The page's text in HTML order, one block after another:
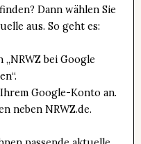
Dann wählen Sie
aus. So geht es:
bei Google
Google-Konto an.
neben NRWZ.de.